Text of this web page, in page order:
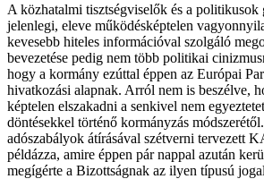
A közhatalmi tisztségviselők és a politikusok
jelenlegi, eleve működésképtelen
kevesebb hiteles információval szolgáló
bevezetése pedig nem több politikai
hogy a kormány ezúttal éppen az Európai
hivatkozási alapnak. Arról nem is beszélve,
képtelen elszakadni a senkivel nem
döntésekkel történő kormányzás
adószabályok átírásával szétverni tervezett
példázza, amire éppen pár nappal azután
megígérte a Bizottságnak az ilyen típusú